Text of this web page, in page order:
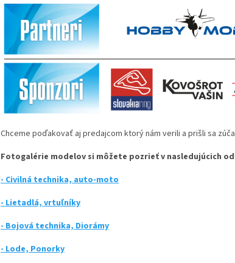
Chceme poďakovať aj predajcom ktorý nám verili a prišli sa
Fotogalérie modelov si môžete pozrieť v nasledujúcich
- Civilná technika, auto-moto
- Lietadlá, vrtuľníky
- Bojová technika, Diorámy
- Lode, Ponorky